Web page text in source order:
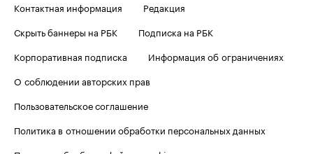
Контактная информация
Редакция
Скрыть баннеры на РБК
Подписка на РБК
Корпоративная подписка
Информация об ограничениях
О соблюдении авторских прав
Пользовательское соглашение
Политика в отношении обработки персональных данных